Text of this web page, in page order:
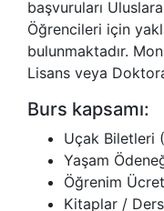
başvuruları
Öğrencileri için
bulunmaktadır.
Lisans veya
Burs kapsamı:
Uçak Biletleri
Yaşam
Öğrenim
Kitaplar /